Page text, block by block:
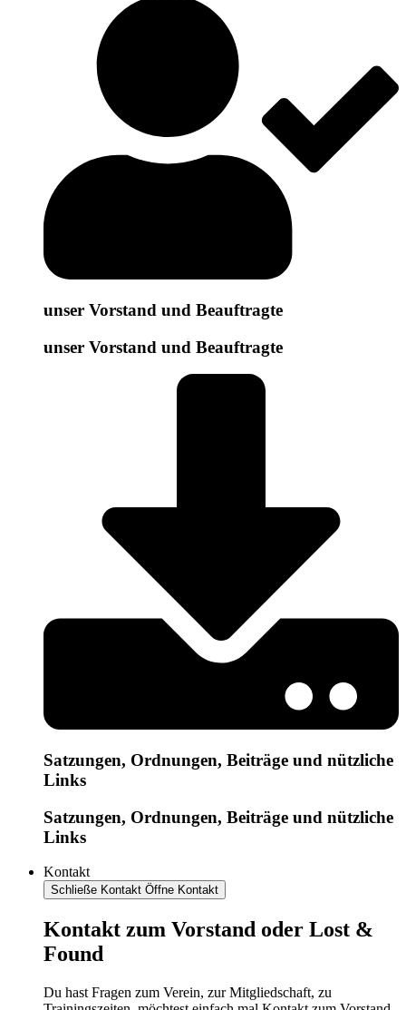
unser Vorstand und Beauftragte
unser Vorstand und Beauftragte
Satzungen, Ordnungen, Beiträge und nützliche
Links
Satzungen, Ordnungen, Beiträge und nützliche
Links
Kontakt
Schließe Kontakt Öffne Kontakt
Kontakt zum Vorstand oder Lost &
Found
Du hast Fragen zum Verein, zur Mitgliedschaft, zu